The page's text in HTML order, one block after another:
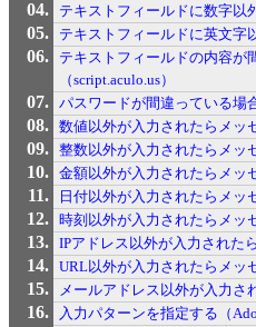
テキストフィールドに数字以
テキストフィールドに英文字
テキストフィールドの内容が
（script.aculo.us）
パスワードが間違っている場
数値以外が入力されたらメッ
整数以外が入力されたらメッ
金額以外が入力されたらメッ
日付以外が入力されたらメッ
時刻以外が入力されたらメッ
IPアドレス以外が入力された
URL以外が入力されたらメッ
メールアドレス以外が入力さ
入力パターンを指定する（